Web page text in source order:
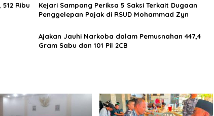
Ribu
Kejari Sampang Periksa 5 Saksi Terkait Dugaan
Penggelepan Pajak di RSUD Mohammad Zyn
Ajakan Jauhi Narkoba dalam Pemusnahan 447,4
Gram Sabu dan 101 Pil 2CB